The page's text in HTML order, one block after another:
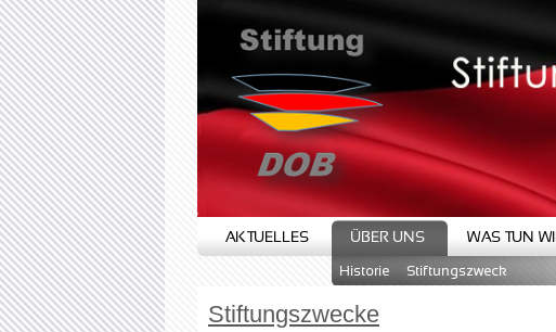
AKTUELLES ÜBER UNS
Historie Stiftungszweck
WAS TUN
Stiftungszwecke